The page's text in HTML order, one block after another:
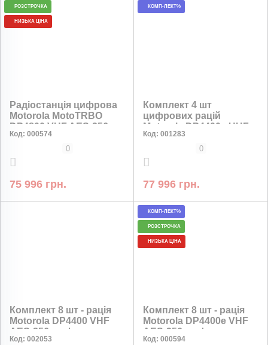
РОЗСТРОЧКА
НИЗЬКА ЦІНА
Радіостанція цифрова
Motorola MotoTRBO
DP4800 VHF AES-256
шифрування, комплект
Код: 000574
0
75 996 грн.
КОМП-ЛЕКТ%
Комплект 4 шт
цифрових рацій
Motorola DP4400e UHF
2450 мАг
Код: 001283
0
77 996 грн.
Комплект 8 шт - рація
Motorola DP4400 VHF
AES-256 шифрування
Код: 002053
КОМП-ЛЕКТ%
РОЗСТРОЧКА
НИЗЬКА ЦІНА
Комплект 8 шт - рація
Motorola DP4400e VHF
AES-256 шифрування
Код: 000594